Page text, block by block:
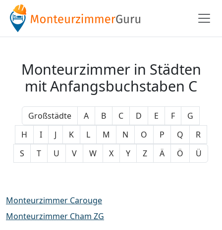
Monteurzimmer in Städten
mit Anfangsbuchstaben C
Großstädte A B C D E F
G
H
I J K L M N O P Q
R
S
T U V W X Y Z Ä Ö Ü
Monteurzimmer Carouge
Monteurzimmer Cham ZG